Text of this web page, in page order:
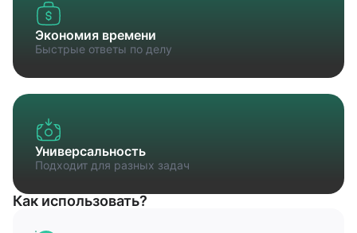
Экономия времени
Быстрые ответы по делу
Универсальность
Подходит для разных задач
Как использовать?